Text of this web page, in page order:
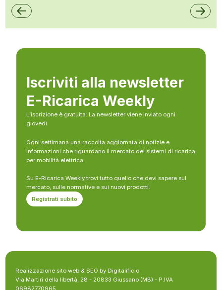
Iscriviti alla newsletter
E-Ricarica Weekly
L’iscrizione è gratuita. La newsletter viene inviato ogni
giovedì
Ogni settimana una raccolta aggiornata di notizie e
informazioni che riguardano il mercato dei sistemi di ricarica
per mobilità elettrica.
Su E-Ricarica Weekly trovi tutto quello che devi sapere sul
mercato, sulle normative e sui nuovi prodotti.
Registrati subito
Realizzazione sito web & SEO by Digitalificio
Via Martiri della libertà, 28 - 20833 Giussano (MB) - P.IVA
06982770965